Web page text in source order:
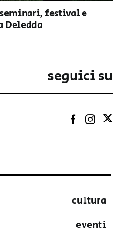
seminari, festival e
Deledda
seguici su
cultura
eventi